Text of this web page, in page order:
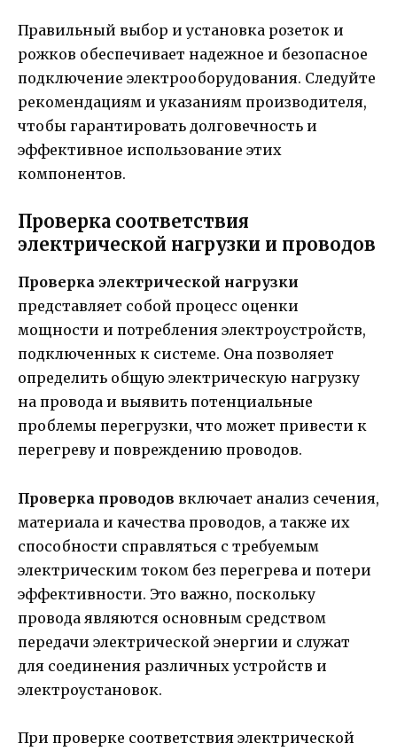
Правильный выбор и установка розеток и
рожков обеспечивает надежное и безопасное
подключение электрооборудования. Следуйте
рекомендациям и указаниям производителя,
чтобы гарантировать долговечность и
эффективное использование этих
компонентов.
Проверка соответствия
электрической нагрузки и проводов
Проверка электрической нагрузки
представляет собой процесс оценки
мощности и потребления электроустройств,
подключенных к системе. Она позволяет
определить общую электрическую нагрузку
на провода и выявить потенциальные
проблемы перегрузки, что может привести к
перегреву и повреждению проводов.
Проверка проводов включает анализ сечения,
материала и качества проводов, а также их
способности справляться с требуемым
электрическим током без перегрева и потери
эффективности. Это важно, поскольку
провода являются основным средством
передачи электрической энергии и служат
для соединения различных устройств и
электроустановок.
При проверке соответствия электрической